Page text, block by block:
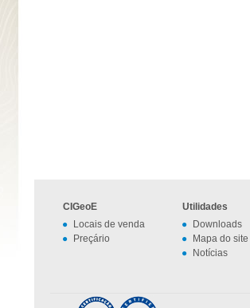
CIGeoE
Locais de venda
Preçário
Utilidades
Downloads
Mapa do site
Notícias